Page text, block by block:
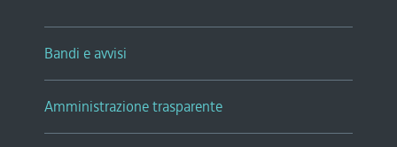
Bandi e avvisi
Amministrazione trasparente